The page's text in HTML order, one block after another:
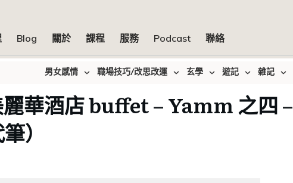
Blog 關於 課程 服務 Podcast 聯絡
男女感情 職場技巧/改思改運 玄學 遊記 雜記
華酒店 buffet – Yamm 之四 –
）